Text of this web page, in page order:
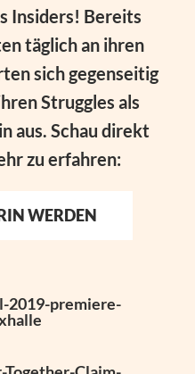
Insiders! Bereits
täglich an ihren
sich gegenseitig
Struggles als
aus. Schau direkt
zu erfahren:
WERDEN